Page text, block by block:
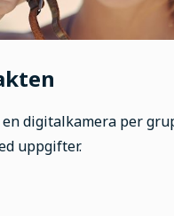
digitalkamera per
uppgifter.